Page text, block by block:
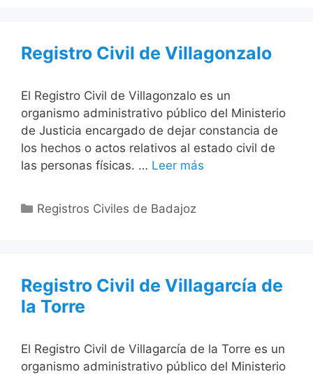
Registro Civil de Villagonzalo
El Registro Civil de Villagonzalo es un
organismo administrativo público del Ministerio
de Justicia encargado de dejar constancia de
los hechos o actos relativos al estado civil de
las personas físicas. … Leer más
Categorías
Registros Civiles de Badajoz
Registro Civil de Villagarcía de
la Torre
El Registro Civil de Villagarcía de la Torre es un
organismo administrativo público del Ministerio